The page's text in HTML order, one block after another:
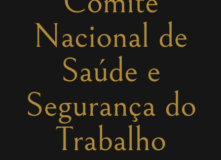
Nacional de
Saúde e
Segurança do
Trabalho